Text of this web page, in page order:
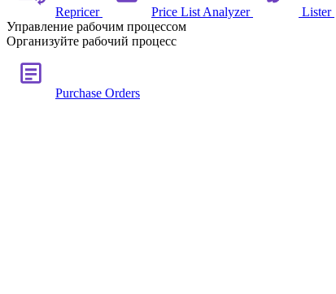
Repricer Price List Analyzer Lister
Управление рабочим процессом
Организуйте рабочий процесс
Purchase Orders